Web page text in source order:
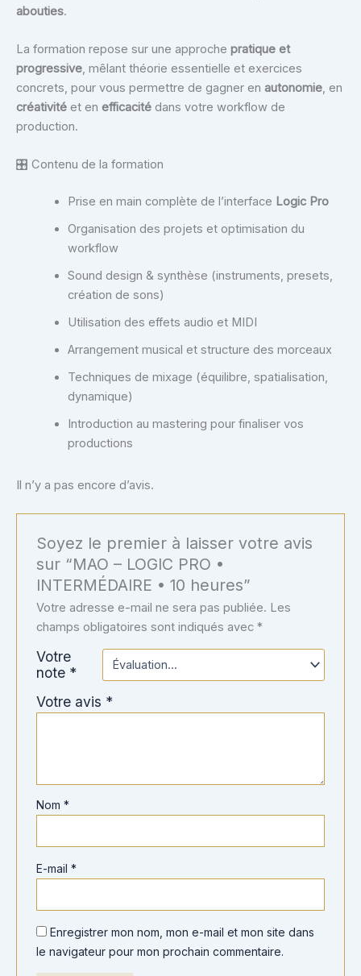
abouties.
La formation repose sur une approche pratique et
progressive, mêlant théorie essentielle et exercices
concrets, pour vous permettre de gagner en autonomie, en
créativité et en efficacité dans votre workflow de
production.
🎛️ Contenu de la formation
Prise en main complète de l’interface Logic Pro
Organisation des projets et optimisation du
workflow
Sound design & synthèse (instruments, presets,
création de sons)
Utilisation des effets audio et MIDI
Arrangement musical et structure des morceaux
Techniques de mixage (équilibre, spatialisation,
dynamique)
Introduction au mastering pour finaliser vos
productions
Il n’y a pas encore d’avis.
Soyez le premier à laisser votre avis
sur “MAO – LOGIC PRO •
INTERMÉDAIRE • 10 heures”
Votre adresse e-mail ne sera pas publiée. Les
champs obligatoires sont indiqués avec*
Votre
note *
Votre avis *
Nom*
E-mail*
Enregistrer mon nom, mon e-mail et mon site dans
le navigateur pour mon prochain commentaire.